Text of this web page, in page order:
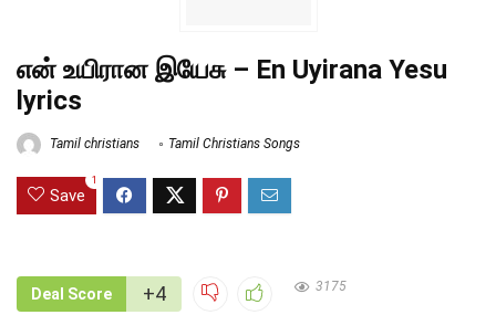
என் உயிரான இயேசு – En Uyirana Yesu
lyrics
Tamil christians Tamil Christians Songs
Save
1
Deal Score +4 3175